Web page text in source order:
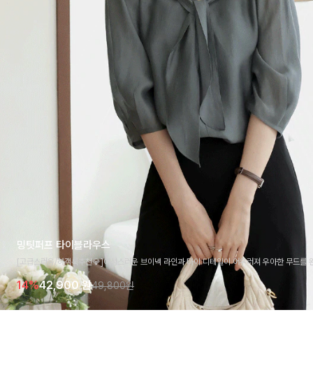
밍팃퍼프 타이블라우스
[고급스러움/하객룩추천💎]여성스러운 브이넥 라인과 타이 디테일이 어우러져 우아한 무드를
라우스 🤍 여유로운 7부 소매로 편안하게 착용되며 데일리룩부터 출근룩, 하객룩까지 세련된
기 좋은 아이템이에요
14%42,900원49,800원